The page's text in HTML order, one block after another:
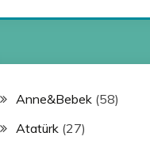
Anne&Bebek(58)
Atatürk(27)